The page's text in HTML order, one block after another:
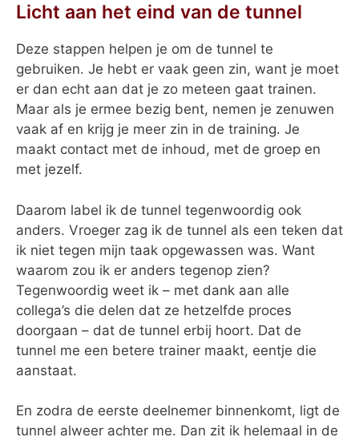
Licht aan het eind van de tunnel
Deze stappen helpen je om de tunnel te
gebruiken. Je hebt er vaak geen zin, want je moet
er dan echt aan dat je zo meteen gaat trainen.
Maar als je ermee bezig bent, nemen je zenuwen
vaak af en krijg je meer zin in de training. Je
maakt contact met de inhoud, met de groep en
met jezelf.
Daarom label ik de tunnel tegenwoordig ook
anders. Vroeger zag ik de tunnel als een teken dat
ik niet tegen mijn taak opgewassen was. Want
waarom zou ik er anders tegenop zien?
Tegenwoordig weet ik – met dank aan alle
collega’s die delen dat ze hetzelfde proces
doorgaan – dat de tunnel erbij hoort. Dat de
tunnel me een betere trainer maakt, eentje die
aanstaat.
En zodra de eerste deelnemer binnenkomt, ligt de
tunnel alweer achter me. Dan zit ik helemaal in de